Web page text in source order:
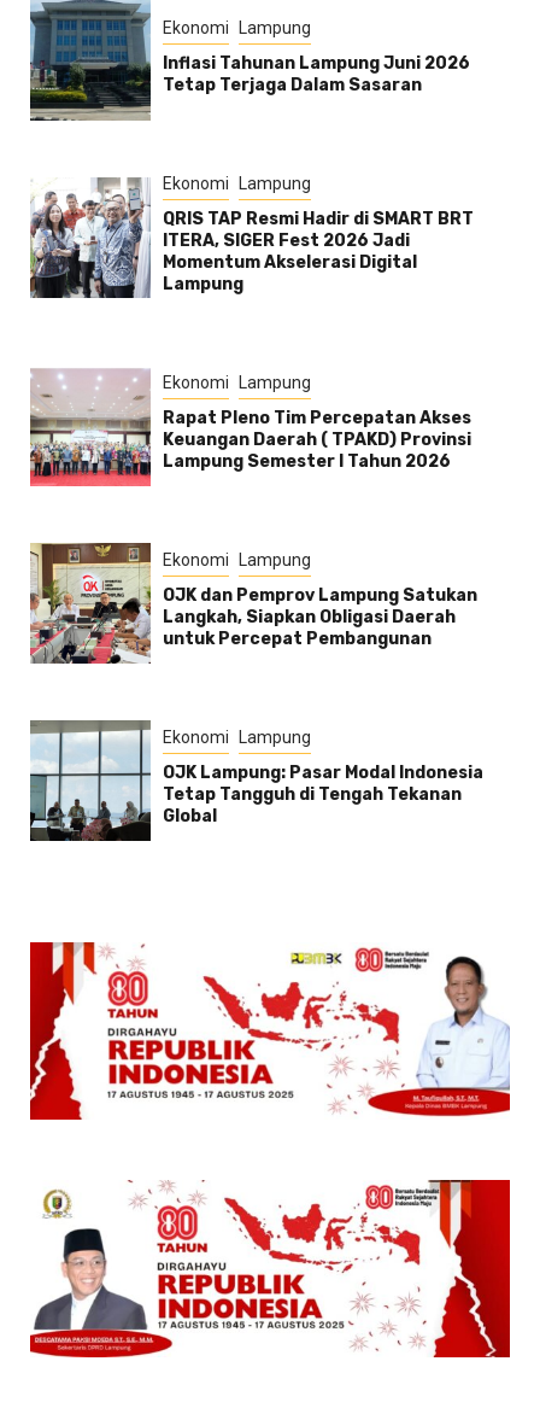
Ekonomi Lampung
Inflasi Tahunan Lampung Juni 2026
Tetap Terjaga Dalam Sasaran
Ekonomi Lampung
QRIS TAP Resmi Hadir di SMART BRT
ITERA, SIGER Fest 2026 Jadi
Momentum Akselerasi Digital
Lampung
Ekonomi Lampung
Rapat Pleno Tim Percepatan Akses
Keuangan Daerah ( TPAKD) Provinsi
Lampung Semester l Tahun 2026
Ekonomi Lampung
OJK dan Pemprov Lampung Satukan
Langkah, Siapkan Obligasi Daerah
untuk Percepat Pembangunan
Ekonomi Lampung
OJK Lampung: Pasar Modal Indonesia
Tetap Tangguh di Tengah Tekanan
Global